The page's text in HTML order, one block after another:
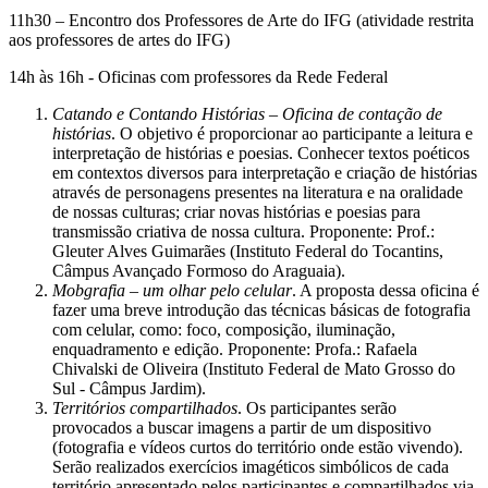
11h30 – Encontro dos Professores de Arte do IFG (atividade restrita
aos professores de artes do IFG)
14h às 16h - Oficinas com professores da Rede Federal
Catando e Contando Histórias – Oficina de contação de
histórias. O objetivo é proporcionar ao participante a leitura e
interpretação de histórias e poesias. Conhecer textos poéticos
em contextos diversos para interpretação e criação de histórias
através de personagens presentes na literatura e na oralidade
de nossas culturas; criar novas histórias e poesias para
transmissão criativa de nossa cultura. Proponente: Prof.:
Gleuter Alves Guimarães (Instituto Federal do Tocantins,
Câmpus Avançado Formoso do Araguaia).
Mobgrafia – um olhar pelo celular. A proposta dessa oficina é
fazer uma breve introdução das técnicas básicas de fotografia
com celular, como: foco, composição, iluminação,
enquadramento e edição. Proponente: Profa.: Rafaela
Chivalski de Oliveira (Instituto Federal de Mato Grosso do
Sul - Câmpus Jardim).
Territórios compartilhados. Os participantes serão
provocados a buscar imagens a partir de um dispositivo
(fotografia e vídeos curtos do território onde estão vivendo).
Serão realizados exercícios imagéticos simbólicos de cada